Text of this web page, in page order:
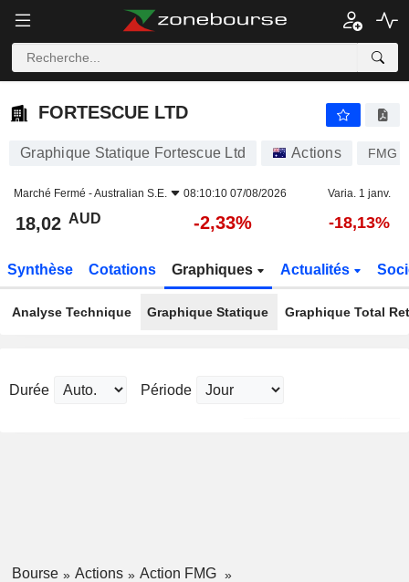
FORTESCUE LTD
FORTESCUE LTD
Graphique Statique Fortescue Ltd Actions FMG
Marché Fermé -Australian S.E. 08:10:10 07/08/2026 Varia. 1 janv.
18,02 AUD -2,33% -18,13%
Synthèse Cotations Graphiques Actualités
Analyse Technique Graphique Statique Graphique Total
Durée Période
Bourse Actions
Action FMG